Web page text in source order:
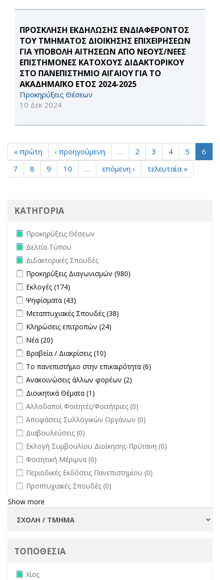
ΠΡΟΣΚΛΗΣΗ ΕΚΔΗΛΩΣΗΣ ΕΝΔΙΑΦΕΡΟΝΤΟΣ
ΤΟΥ ΤΜΗΜΑΤΟΣ ΔΙΟΙΚΗΣΗΣ ΕΠΙΧΕΙΡΗΣΕΩΝ
ΓΙΑ ΥΠΟΒΟΛΗ ΑΙΤΗΣΕΩΝ ΑΠΟ ΝΕΟΥΣ/ΝΕΕΣ
ΕΠΙΣΤΗΜΟΝΕΣ ΚΑΤΟΧΟΥΣ ΔΙΔΑΚΤΟΡΙΚΟΥ
ΣΤΟ ΠΑΝΕΠΙΣΤΗΜΙΟ ΑΙΓΑΙΟΥ ΓΙΑ ΤΟ
ΑΚΑΔΗΜΑΪΚΟ ΕΤΟΣ 2024-2025
Προκηρύξεις Θέσεων
10 Δεκ 2024
« πρώτη ‹ προηγούμενη … 2 3 4 5
6
7
8 9 10 … επόμενη › τελευταία »
ΚΑΤΗΓΟΡΙΑ
Remove Προκηρύξεις Θέσεων filter
Προκηρύξεις Θέσεων
Remove Δελτία Τύπου filter
Δελτία Τύπου
Remove Διδακτορικές Σπουδές filter
Διδακτορικές Σπουδές
Apply Προκηρύξεις Διαγωνισμών filter
Προκηρύξεις Διαγωνισμών (980)
Apply Εκλογές filter
Εκλογές (174)
Apply Ψηφίσματα filter
Ψηφίσματα (43)
Apply Μεταπτυχιακές Σπουδές filter
Μεταπτυχιακές Σπουδές (38)
Apply Κληρώσεις επιτροπών filter
Κληρώσεις επιτροπών (24)
Apply Νέα filter
Νέα (20)
Apply Βραβεία / Διακρίσεις filter
Βραβεία / Διακρίσεις (10)
Apply Το πανεπιστήμιο στην επικαιρότητα filter
Το πανεπιστήμιο στην επικαιρότητα (6)
Apply Ανακοινώσεις άλλων φορέων filter
Ανακοινώσεις άλλων φορέων (2)
Apply Διοικητικά Θέματα filter
Διοικητικά Θέματα (1)
undefined
Αλλοδαποί Φοιτητές/Φοιτήτριες (0)
undefined
Αποφάσεις Συλλογικών Οργάνων (0)
undefined
Διαβουλεύσεις (0)
undefined
Εκλογή Συμβουλίου Διοίκησης-Πρύτανη (0)
undefined
Φοιτητική Μέριμνα (0)
undefined
Περιοδικές Εκδόσεις Πανεπιστημίου (0)
undefined
Προπτυχιακές Σπουδές (0)
Show more
ΤΟΠΟΘΕΣΙΑ
Remove Χίος filter
Χίος